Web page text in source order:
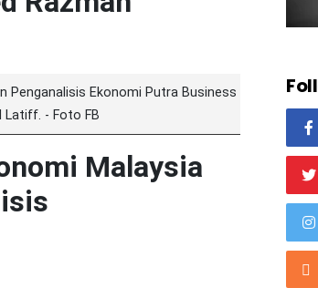
Penganalisis Ekonomi Putra Business
Latiff. - Foto FB
Malaysia